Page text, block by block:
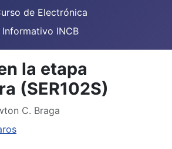
de Electrónica
Informativo INCB
la etapa
(SER102S)
C. Braga